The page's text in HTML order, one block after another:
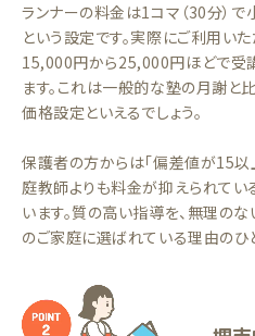
ランナーの料金は1コマ（30分）
という設定です。実際にご利用い
15,000円から25,000円ほどで受
ます。これは一般的な塾の月謝と
価格設定といえるでしょう。
保護者の方からは「偏差値が15以
庭教師よりも料金が抑えられてい
います。質の高い指導を、無理の
のご家庭に選ばれている理由のひ